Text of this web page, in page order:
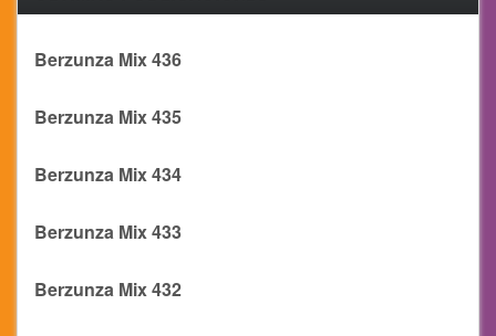
Berzunza Mix 436
Berzunza Mix 435
Berzunza Mix 434
Berzunza Mix 433
Berzunza Mix 432